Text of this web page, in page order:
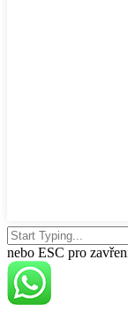
nebo ESC pro